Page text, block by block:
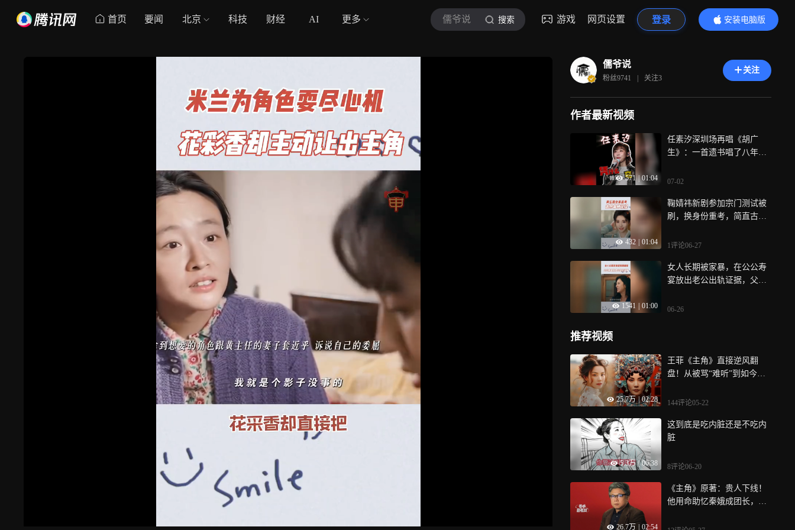
首页 要闻 北京 科技 财经 AI 更多 儒爷说 搜索 游戏 网页设置 登录
安装电脑版
内容更精彩
儒爷说
粉丝9741 | 关注3
关注
作者最新视频
571 | 01:04
任素汐深圳场再唱《胡广
生》：一首遗书唱了八年，
07-02
432 01:04
鞠婧祎新剧参加宗门测试被
刷，换身份重考，简直古偶
1评论06-27
1541 01:00
女人长期被家暴，在公公寿
宴放出老公出轨证据，父亲
06-26
推荐视频
25.7万 | 02:28
王菲《主角》直接逆风翻
盘！从被骂“难听”到如今成
掀口碑反转
144评论05-22
5.3万 | 00:38
这到底是吃内脏还是不吃内
脏
8评论06-20
26.7万 02:54
《主角》原著：贵人下线！
他用命助忆秦娥成团长，上